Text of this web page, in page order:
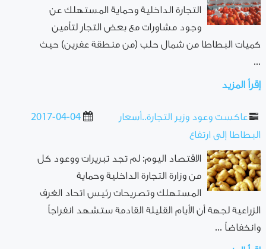
التجارة الداخلية وحماية المستهلك عن
وجود مشاورات مع بعض التجار لتأمين
كميات البطاطا من شمال حلب (من منطقة عفرين) حيث
...
إقرأ المزيد
2017-04-04
عاكست وعود وزير التجارة..أسعار
البطاطا إلى ارتفاع
الاقتصاد اليوم: لم تجد تبريرات ووعود كل
من وزارة التجارة الداخلية وحماية
المستهلك وتصريحات رئيس اتحاد الغرف
الزراعية لجهة أن الأيام القليلة القادمة ستشهد انفراجاً
وانخفاضاً ...